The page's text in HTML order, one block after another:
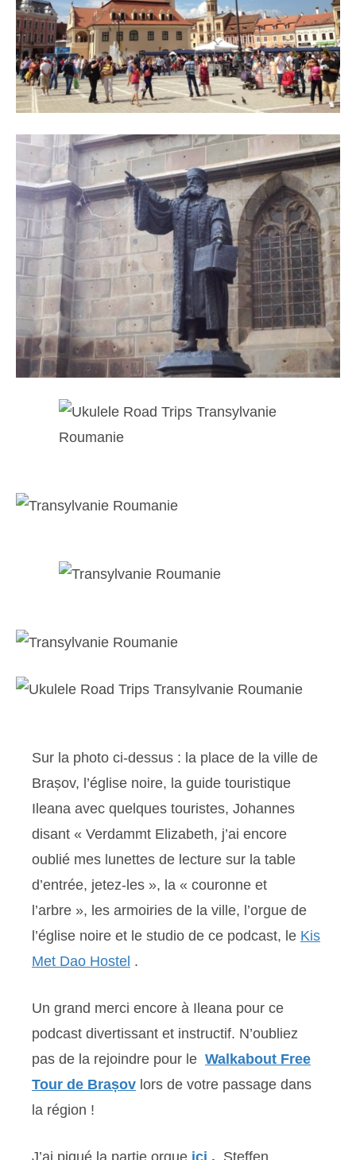
Sur la photo ci-dessus : la place de la ville de
Brașov, l’église noire, la guide touristique
Ileana avec quelques touristes, Johannes
disant « Verdammt Elizabeth, j’ai encore
oublié mes lunettes de lecture sur la table
d’entrée, jetez-les », la « couronne et
l’arbre », les armoiries de la ville, l’orgue de
l’église noire et le studio de ce podcast, le Kis
Met Dao Hostel .
Un grand merci encore à Ileana pour ce
podcast divertissant et instructif. N’oubliez
pas de la rejoindre pour le Walkabout Free
Tour de Brașov lors de votre passage dans
la région !
J’ai piqué la partie orgue ici . Steffen